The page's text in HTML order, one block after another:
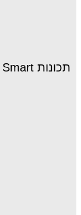
תכונות Smart